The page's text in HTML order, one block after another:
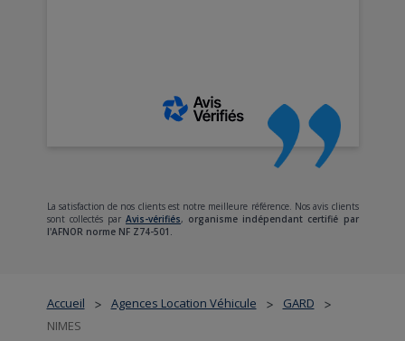
Accueil > Agences Location Véhicule > GARD >
NIMES
La satisfaction de nos clients est notre meilleure référence. Nos avis clients
sont collectés par Avis-vérifiés, organisme indépendant certifié par
l'AFNOR norme NF Z74-501.